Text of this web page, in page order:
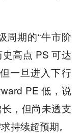
周期的“牛市阶
高点 PS 可达
一旦进入下行
PE 低，说
，但尚未透支
续超预期。